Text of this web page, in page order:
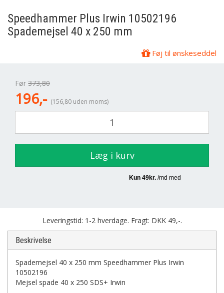
Speedhammer Plus Irwin 10502196
Spademejsel 40 x 250 mm
Føj til ønskeseddel
Før 373,80
196,- (156,80 uden moms)
Læg i kurv
Leveringstid: 1-2 hverdage. Fragt: DKK 49,-.
Beskrivelse
Spademejsel 40 x 250 mm Speedhammer Plus Irwin
10502196
Mejsel spade 40 x 250 SDS+ Irwin